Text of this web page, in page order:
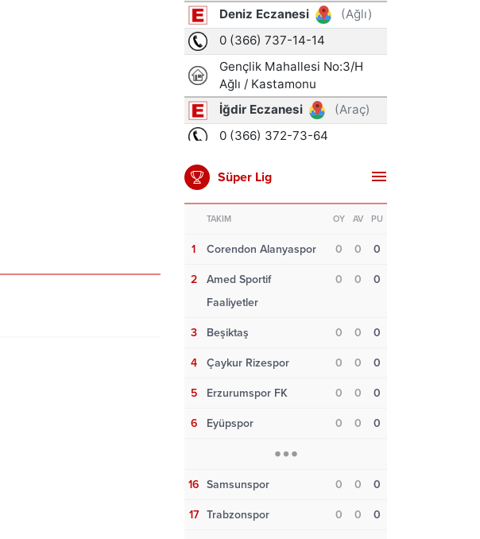
Süper Lig
TAKIM OY AV PU
1 Corendon Alanyaspor 0 0 0
2
Amed Sportif
Faaliyetler
0 0 0
3 Beşiktaş 0 0 0
4 Çaykur Rizespor 0 0 0
5 Erzurumspor FK 0 0 0
6 Eyüpspor 0 0 0
16 Samsunspor 0 0 0
17 Trabzonspor 0 0 0